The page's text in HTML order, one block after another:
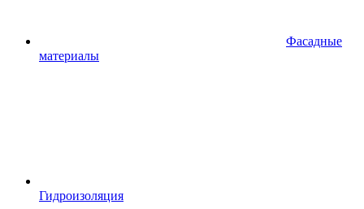
Фасадные
материалы
Гидроизоляция